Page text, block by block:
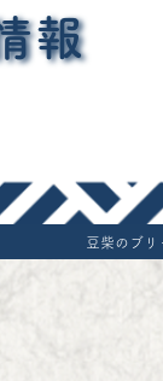
ーム報
豆柴のブ